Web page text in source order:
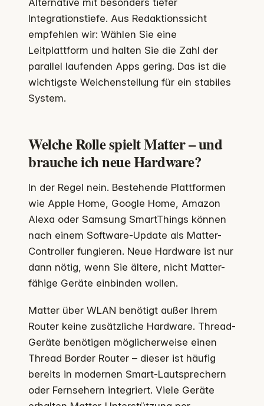
Alternative mit besonders tiefer
Integrationstiefe. Aus Redaktionssicht
empfehlen wir: Wählen Sie eine
Leitplattform und halten Sie die Zahl der
parallel laufenden Apps gering. Das ist die
wichtigste Weichenstellung für ein stabiles
System.
Welche Rolle spielt Matter – und
brauche ich neue Hardware?
In der Regel nein. Bestehende Plattformen
wie Apple Home, Google Home, Amazon
Alexa oder Samsung SmartThings können
nach einem Software-Update als Matter-
Controller fungieren. Neue Hardware ist nur
dann nötig, wenn Sie ältere, nicht Matter-
fähige Geräte einbinden wollen.
Matter über WLAN benötigt außer Ihrem
Router keine zusätzliche Hardware. Thread-
Geräte benötigen möglicherweise einen
Thread Border Router – dieser ist häufig
bereits in modernen Smart-Lautsprechern
oder Fernsehern integriert. Viele Geräte